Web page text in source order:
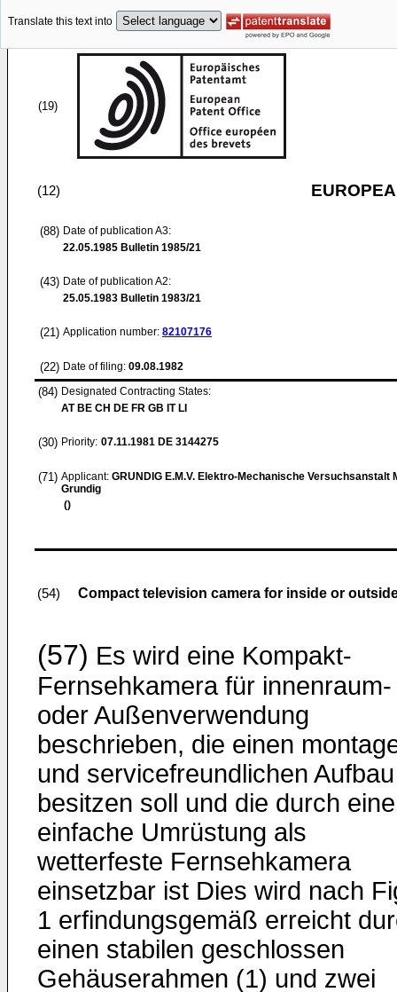
Translate this text into
(19)
(12)
(88) Date of publication A3:
22.05.1985 Bulletin 1985/21
(43) Date of publication A2:
25.05.1983 Bulletin 1983/21
(21) Application number: 82107176
(22) Date of filing: 09.08.1982
(84) Designated Contracting States:
AT BE CH DE FR GB IT LI
(30) Priority: 07.11.1981 DE 3144275
(71) Applicant: GRUNDIG E.M.V. Elektro-Mechanische Versuchsanstalt
Grundig
()
(54) Compact television camera for inside or
(57) Es wird eine Kompakt-
Fernsehkamera für innenraum-
oder Außenverwendung
beschrieben, die einen
und servicefreundlichen Aufbau
besitzen soll und die durch eine
einfache Umrüstung als
wetterfeste Fernsehkamera
einsetzbar ist Dies wird nach
1 erfindungsgemäß erreicht
einen stabilen geschlossen
Gehäuserahmen (1) und zwei